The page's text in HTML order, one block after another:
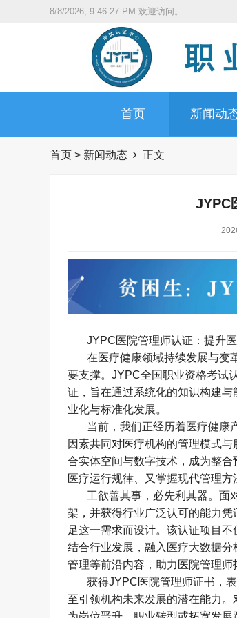
8/8/2026, 9:46:28 PM 欢迎访问。
首页 新闻动
首页 > 新闻动态 正文
JYPC
JYPC医院管理师认证：提升
在医疗健康领域持续发展与变
要支撑。 JYPC全国职业资格考试
证，旨在通过系统化的知识构建
业化与标准化发展。
当前，我们正经历着医疗健康
因素共同对医疗机构的管理模式
合实体空间与数字技术，成为整
医疗运行规律、又掌握现代管理方
工欲善其事，必先利其器。面
架，并获得行业广泛认可的能力凭
足这一需求而设计。该认证项目
结合行业发展，融入医疗大数据分
管理等前沿内容，助力医院管理师
获得JYPC医院管理师证书，
至引领机构未来发展的潜在能力。